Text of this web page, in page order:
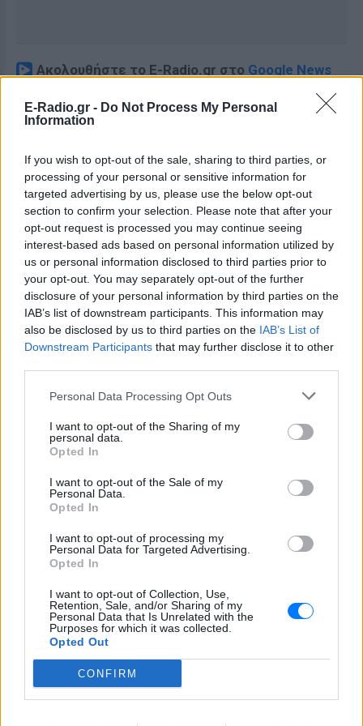
E-Radio.gr - Do Not Process My Personal
Information
If you wish to opt-out of the sale, sharing to third parties, or
processing of your personal or sensitive information for
targeted advertising by us, please use the below opt-out
section to confirm your selection. Please note that after your
opt-out request is processed you may continue seeing
interest-based ads based on personal information utilized by
us or personal information disclosed to third parties prior to
your opt-out. You may separately opt-out of the further
disclosure of your personal information by third parties on the
IAB’s list of downstream participants. This information may
also be disclosed by us to third parties on the IAB’s List of
Downstream Participants that may further disclose it to other
Personal Data Processing Opt Outs
I want to opt-out of the Sharing of my
personal data.
Opted In
I want to opt-out of the Sale of my
Personal Data.
Opted In
I want to opt-out of processing my
Personal Data for Targeted Advertising.
Opted In
I want to opt-out of Collection, Use,
Retention, Sale, and/or Sharing of my
Personal Data that Is Unrelated with the
Purposes for which it was collected.
Opted Out
CONFIRM
Ακολουθήστε το E-Radio.gr στο Google News
Για ακόμη περισσότερα
Ακολουθήστε το E-Radio.gr και στο Instagram
ΔΙΑΦΗΜΙΣΗ
ΔΕΙΤΕ ΕΠΙΣΗΣ
ΣΤΗΝ ΙΔΙΑ ΚΑΤΗΓΟΡΙΑ
Πάρος: Κλειστό το beach bar
όπου πνίγηκε ο 4χρονος –